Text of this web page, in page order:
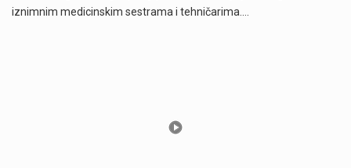
iznimnim medicinskim sestrama i tehničarima.…